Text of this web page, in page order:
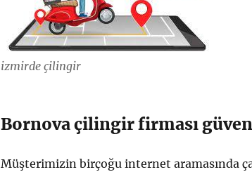
izmirde çilingir
Bornova çilingir firması
Müşterimizin birçoğu internet aramasında